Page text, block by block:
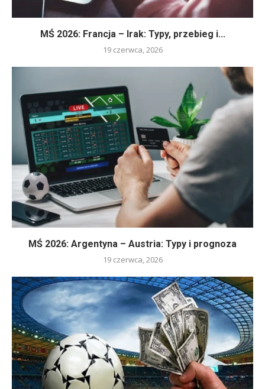
MŚ 2026: Francja – Irak: Typy, przebieg i...
19 czerwca, 2026
MŚ 2026: Argentyna – Austria: Typy i prognoza
19 czerwca, 2026